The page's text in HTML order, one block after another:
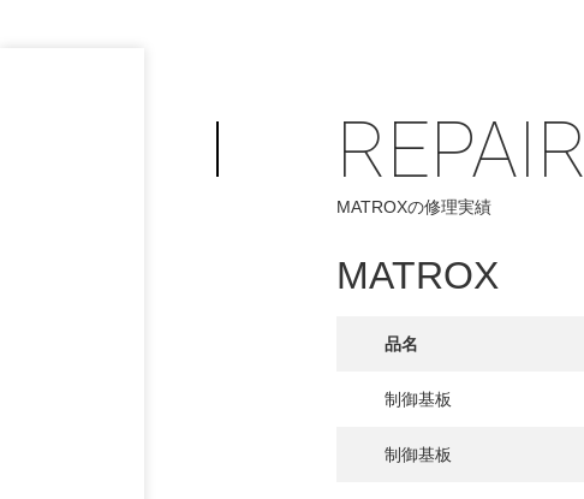
REPAIR
MATROXの修理実績
MATROX
品名
制御基板
制御基板